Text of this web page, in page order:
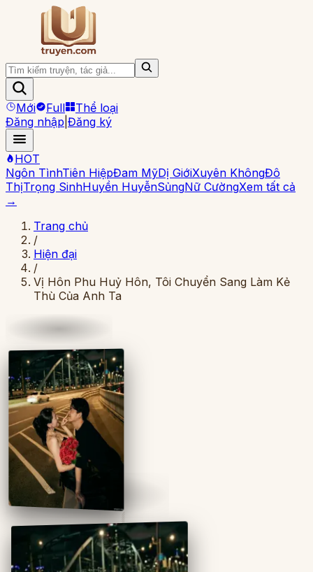
Mới Full
Thể loại
Đăng nhập Đăng ký
HOT
Ngôn TìnhTiên HiệpĐam MỹDị GiớiXuyên KhôngĐô
ThịTrọng SinhHuyền HuyễnSủngNữ CườngXem tất cả
→
Trang chủ
/
Hiện đại
/
Vị Hôn Phu Huỷ Hôn, Tôi Chuyển Sang Làm Kẻ
Thù Của Anh Ta